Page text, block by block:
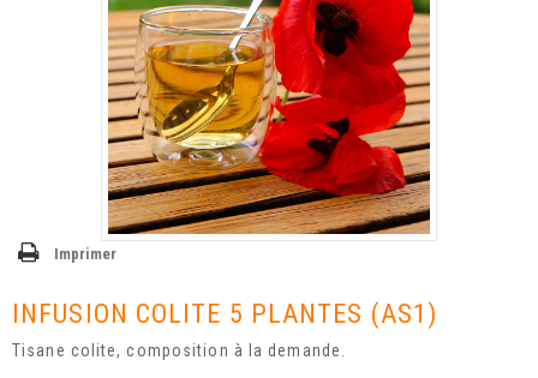
Imprimer
INFUSION COLITE 5 PLANTES (AS1)
Tisane colite, composition à la demande.